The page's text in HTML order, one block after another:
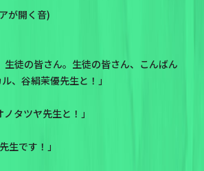
が開く音)
徒の皆さん。生徒の皆さん、こんばん
、谷絹茉優先生と！」
タツヤ先生と！」
生です！」